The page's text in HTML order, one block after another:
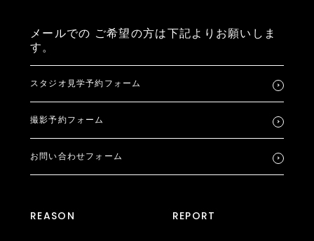
メールでの ご希望の方は下記よりお願いしま
す。
スタジオ見学予約フォーム
撮影予約フォーム
お問い合わせフォーム
REASON REPORT